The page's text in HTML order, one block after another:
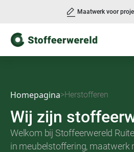
Maatwerk voor
Homepagina>Herstofferen
Wij zijn
Welkom bij Stoffeerwereld
in meubelstoffering, maatwerk